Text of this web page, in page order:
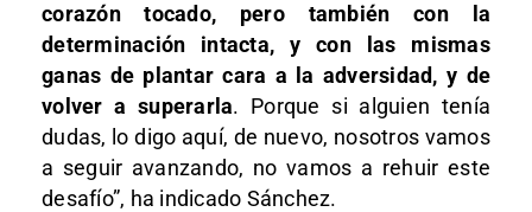
corazón tocado, pero también con la
determinación intacta, y con las mismas
ganas de plantar cara a la adversidad, y de
volver a superarla. Porque si alguien tenía
dudas, lo digo aquí, de nuevo, nosotros vamos
a seguir avanzando, no vamos a rehuir este
desafío”, ha indicado Sánchez.